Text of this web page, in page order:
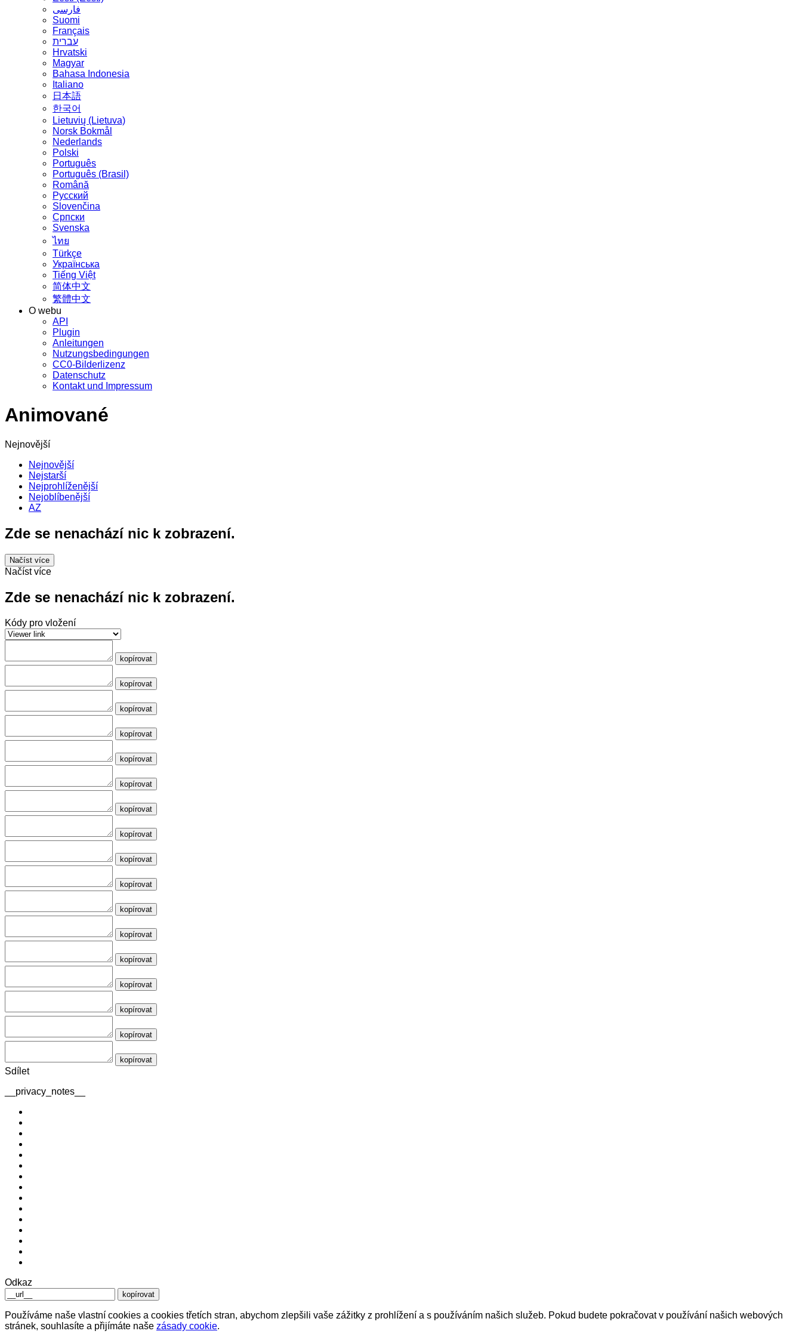
فارسی
Suomi
Français
עברית
Hrvatski
Magyar
Bahasa Indonesia
Italiano
日本語
한국어
Lietuvių (Lietuva)
‪Norsk Bokmål‬
Nederlands
Polski
Português
Português (Brasil)
Română
Русский
Slovenčina
Српски
Svenska
ไทย
Türkçe
Українська
Tiếng Việt
简体中文
繁體中文
O webu
API
Plugin
Anleitungen
Nutzungsbedingungen
CC0-Bilderlizenz
Datenschutz
Kontakt und Impressum
Animované
Nejnovější
Nejnovější
Nejstarší
Nejprohlíženější
Nejoblíbenější
AZ
Zde se nenachází nic k zobrazení.
Načíst více
Načíst více
Zde se nenachází nic k zobrazení.
Kódy pro vložení
kopírovat
kopírovat
kopírovat
kopírovat
kopírovat
kopírovat
kopírovat
kopírovat
kopírovat
kopírovat
kopírovat
kopírovat
kopírovat
kopírovat
kopírovat
kopírovat
kopírovat
Sdílet
__privacy_notes__
Odkaz
kopírovat
Používáme naše vlastní cookies a cookies třetích stran, abychom zlepšili vaše zážitky z prohlížení a s používáním našich služeb. Pokud budete pokračovat v používání našich webových
stránek, souhlasíte a přijímáte naše zásady cookie.